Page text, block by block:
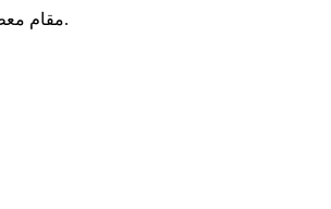
مقام معظم رهبری: در طول تاریخ، رنگ های گوناگون بر سیاست این کشور پهناور سایه افکند؛ اما رنگ ثابت مردم گیلان، رنگ ایمان بود.